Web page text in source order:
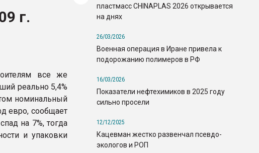
г.
все же
реально 5,4%
номинальный
евро, сообщает
на 7%, тогда
и упаковки
пластмасс CHINAPLAS 2026 открывается
на днях
26/03/2026
Военная операция в Иране привела к
подорожанию полимеров в РФ
16/03/2026
Показатели нефтехимиков в 2025 году
сильно просели
12/12/2025
Кацевман жестко развенчал псевдо-
экологов и РОП